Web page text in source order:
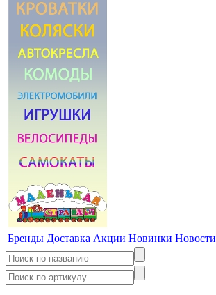
Бренды Доставка Акции Новинки Новости